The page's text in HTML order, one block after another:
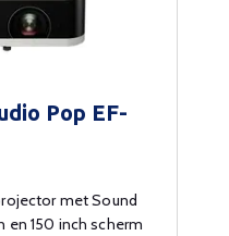
Pop EF-
met Sound
en 150 inch scherm